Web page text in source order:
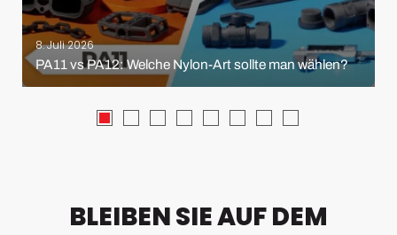
8. Juli 2026
PA11 vs PA12: Welche Nylon-Art sollte man wählen?
BLEIBEN SIE AUF DEM